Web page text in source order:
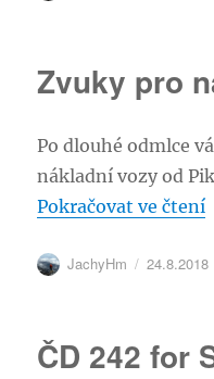
Zvuky pro
Po dlouhé odmlce
nákladní vozy od
Pokračovat ve čtení
Autor:
JachyHm 24.8.2018
ČD 242 for